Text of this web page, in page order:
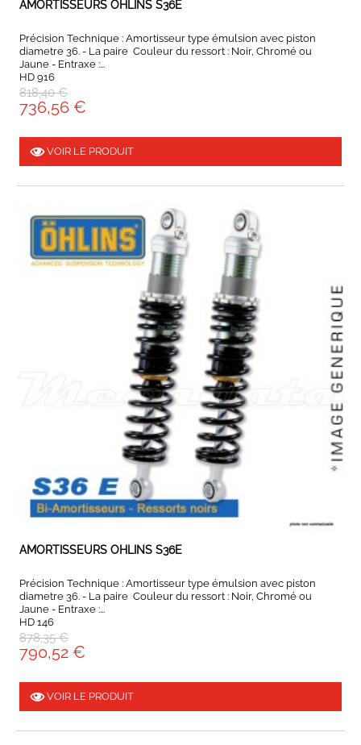
AMORTISSEURS OHLINS S36E
Précision Technique : Amortisseur type émulsion avec piston
diametre 36. - La paire Couleur du ressort : Noir, Chromé ou
Jaune - Entraxe :...
HD 916
818,40 €
736,56 €
VOIR LE PRODUIT
EXPEDIÉ SOUS 5 À 10 JOURS
AMORTISSEURS OHLINS S36E
Précision Technique : Amortisseur type émulsion avec piston
diametre 36. - La paire Couleur du ressort : Noir, Chromé ou
Jaune - Entraxe :...
HD 146
878,35 €
790,52 €
VOIR LE PRODUIT